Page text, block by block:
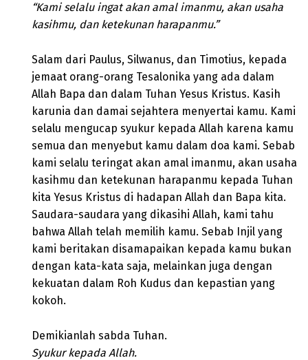
“Kami selalu ingat akan amal imanmu, akan usaha
kasihmu, dan ketekunan harapanmu.”
Salam dari Paulus, Silwanus, dan Timotius, kepada
jemaat orang-orang Tesalonika yang ada dalam
Allah Bapa dan dalam Tuhan Yesus Kristus. Kasih
karunia dan damai sejahtera menyertai kamu. Kami
selalu mengucap syukur kepada Allah karena kamu
semua dan menyebut kamu dalam doa kami. Sebab
kami selalu teringat akan amal imanmu, akan usaha
kasihmu dan ketekunan harapanmu kepada Tuhan
kita Yesus Kristus di hadapan Allah dan Bapa kita.
Saudara-saudara yang dikasihi Allah, kami tahu
bahwa Allah telah memilih kamu. Sebab Injil yang
kami beritakan disamapaikan kepada kamu bukan
dengan kata-kata saja, melainkan juga dengan
kekuatan dalam Roh Kudus dan kepastian yang
kokoh.
Demikianlah sabda Tuhan.
Syukur kepada Allah.